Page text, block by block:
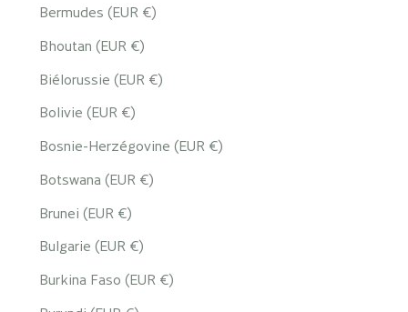
Bermudes (EUR €)
Bhoutan (EUR €)
Biélorussie (EUR €)
Bolivie (EUR €)
Bosnie-Herzégovine (EUR €)
Botswana (EUR €)
Brunei (EUR €)
Bulgarie (EUR €)
Burkina Faso (EUR €)